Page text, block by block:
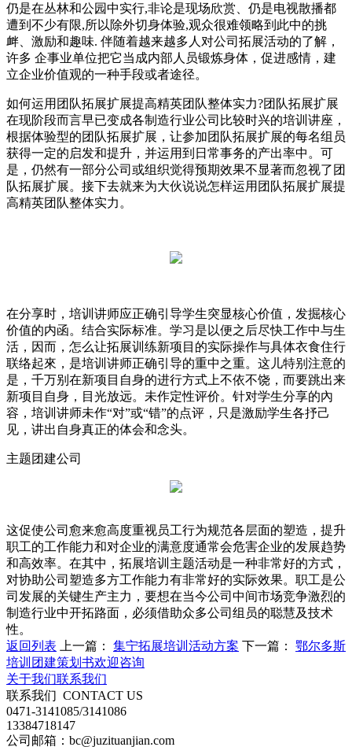
仍是在丛林和公园中实行,非论是现场欣赏、仍是电视散播都
遭到不少有限,所以除外切身体验,观众很难领略到此中的挑
衅、激励和趣味. 伴随着越来越多人对公司拓展活动的了解，
许多 企事业单位把它当成内部人员锻炼身体，促进感情，建
立企业价值观的一种手段或者途径。
如何运用团队拓展扩展提高精英团队整体实力?团队拓展扩展
在现阶段而言早已变成各制造行业公司比较时兴的培训讲座，
根据体验型的团队拓展扩展，让参加团队拓展扩展的每名组员
获得一定的启发和提升，并运用到日常事务的产出率中。可
是，仍然有一部分公司或组织觉得预期效果不显著而忽视了团
队拓展扩展。接下去就来为大伙说说怎样运用团队拓展扩展提
高精英团队整体实力。
在分享时，培训讲师应正确引导学生突显核心价值，发掘核心
价值的内函。结合实际标准。学习是以便之后尽快工作中与生
活，因而，怎么让拓展训练新项目的实际操作与具体衣食住行
联络起來，是培训讲师正确引导的重中之重。这儿特别注意的
是，千万别在新项目自身的进行方式上不依不饶，而要跳出来
新项目自身，目光放远。未作定性评价。针对学生分享的內
容，培训讲师未作“对”或“错”的点评，只是激励学生各抒己
见，讲出自身真正的体会和念头。
主题团建公司
这促使公司愈来愈高度重视员工行为规范各层面的塑造，提升
职工的工作能力和对企业的满意度通常会危害企业的发展趋势
和高效率。在其中，拓展培训主题活动是一种非常好的方式，
对协助公司塑造多方工作能力有非常好的实际效果。职工是公
司发展的关键生产主力，要想在当今公司中间市场竞争激烈的
制造行业中开拓路面，必须借助众多公司组员的聪慧及技术
性。
返回列表
上一篇： 集宁拓展培训活动方案 下一篇： 鄂尔多斯
培训团建策划书欢迎咨询
关于我们联系我们
联系我们 CONTACT US
0471-3141085/3141086
13384718147
公司邮箱：bc@juzituanjian.com